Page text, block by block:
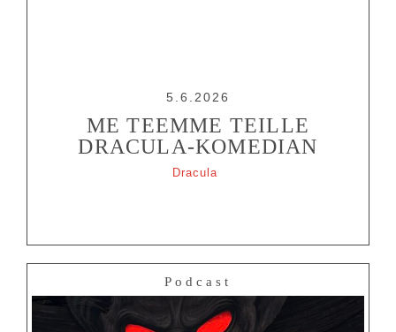
5.6.2026
ME TEEMME TEILLE
DRACULA-KOMEDIAN
Dracula
Podcast